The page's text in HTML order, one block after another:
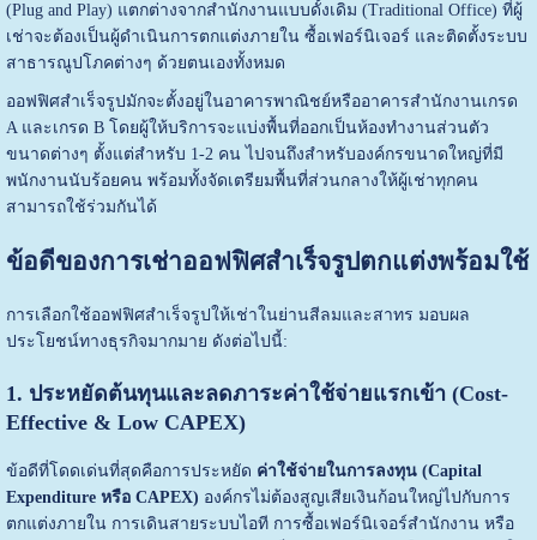
(Plug and Play) แตกต่างจากสำนักงานแบบดั้งเดิม (Traditional Office) ที่ผู้
เช่าจะต้องเป็นผู้ดำเนินการตกแต่งภายใน ซื้อเฟอร์นิเจอร์ และติดตั้งระบบ
สาธารณูปโภคต่างๆ ด้วยตนเองทั้งหมด
ออฟฟิศสำเร็จรูปมักจะตั้งอยู่ในอาคารพาณิชย์หรืออาคารสำนักงานเกรด
A และเกรด B โดยผู้ให้บริการจะแบ่งพื้นที่ออกเป็นห้องทำงานส่วนตัว
ขนาดต่างๆ ตั้งแต่สำหรับ 1-2 คน ไปจนถึงสำหรับองค์กรขนาดใหญ่ที่มี
พนักงานนับร้อยคน พร้อมทั้งจัดเตรียมพื้นที่ส่วนกลางให้ผู้เช่าทุกคน
สามารถใช้ร่วมกันได้
ข้อดีของการเช่าออฟฟิศสำเร็จรูปตกแต่งพร้อมใช้
การเลือกใช้ออฟฟิศสำเร็จรูปให้เช่าในย่านสีลมและสาทร มอบผล
ประโยชน์ทางธุรกิจมากมาย ดังต่อไปนี้:
1. ประหยัดต้นทุนและลดภาระค่าใช้จ่ายแรกเข้า (Cost-
Effective & Low CAPEX)
ข้อดีที่โดดเด่นที่สุดคือการประหยัด ค่าใช้จ่ายในการลงทุน (Capital
Expenditure หรือ CAPEX) องค์กรไม่ต้องสูญเสียเงินก้อนใหญ่ไปกับการ
ตกแต่งภายใน การเดินสายระบบไอที การซื้อเฟอร์นิเจอร์สำนักงาน หรือ